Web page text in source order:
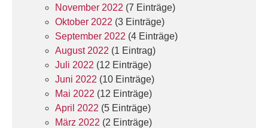
November 2022 (7 Einträge)
Oktober 2022 (3 Einträge)
September 2022 (4 Einträge)
August 2022 (1 Eintrag)
Juli 2022 (12 Einträge)
Juni 2022 (10 Einträge)
Mai 2022 (12 Einträge)
April 2022 (5 Einträge)
März 2022 (2 Einträge)